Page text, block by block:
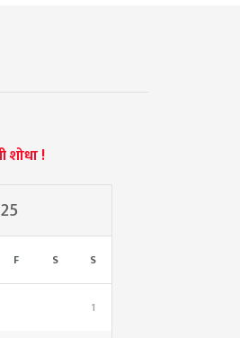
शोधा !
F S S
1